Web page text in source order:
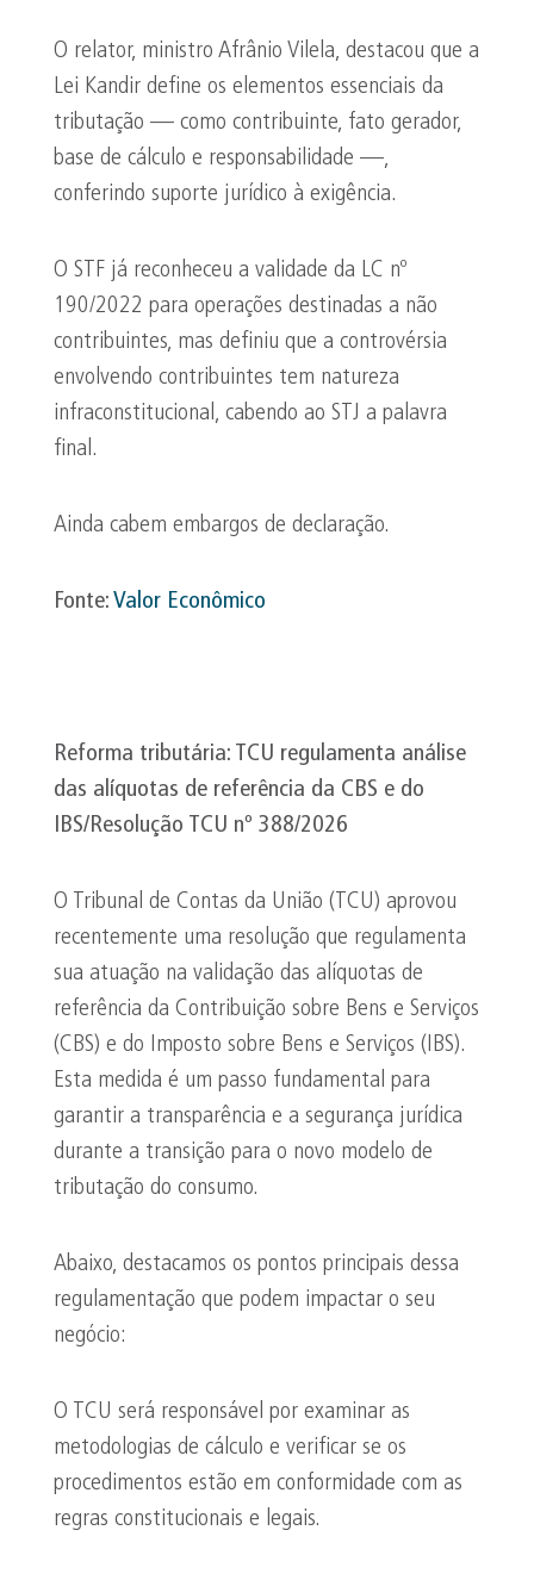
O relator, ministro Afrânio Vilela, destacou que a
Lei Kandir define os elementos essenciais da
tributação — como contribuinte, fato gerador,
base de cálculo e responsabilidade —,
conferindo suporte jurídico à exigência.
O STF já reconheceu a validade da LC nº
190/2022 para operações destinadas a não
contribuintes, mas definiu que a controvérsia
envolvendo contribuintes tem natureza
infraconstitucional, cabendo ao STJ a palavra
final.
Ainda cabem embargos de declaração.
Fonte: Valor Econômico
Reforma tributária: TCU regulamenta análise
das alíquotas de referência da CBS e do
IBS/Resolução TCU nº 388/2026
O Tribunal de Contas da União (TCU) aprovou
recentemente uma resolução que regulamenta
sua atuação na validação das alíquotas de
referência da Contribuição sobre Bens e Serviços
(CBS) e do Imposto sobre Bens e Serviços (IBS).
Esta medida é um passo fundamental para
garantir a transparência e a segurança jurídica
durante a transição para o novo modelo de
tributação do consumo.
Abaixo, destacamos os pontos principais dessa
regulamentação que podem impactar o seu
negócio:
O TCU será responsável por examinar as
metodologias de cálculo e verificar se os
procedimentos estão em conformidade com as
regras constitucionais e legais.